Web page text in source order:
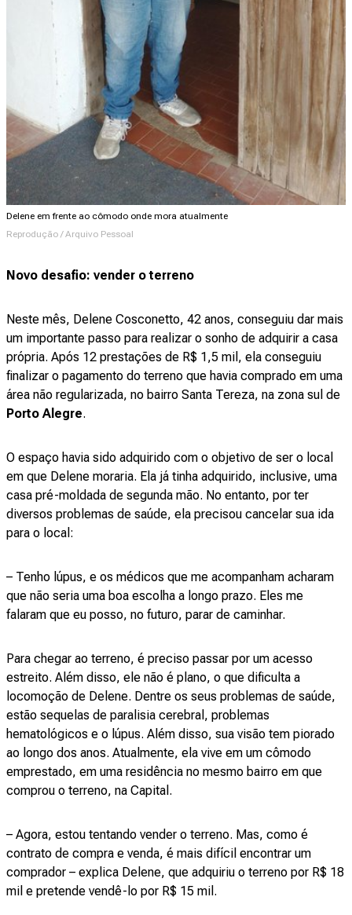
Delene em frente ao cômodo onde mora atualmente
Reprodução / Arquivo Pessoal
Novo desafio: vender o terreno
Neste mês, Delene Cosconetto, 42 anos, conseguiu dar mais
um importante passo para realizar o sonho de adquirir a casa
própria. Após 12 prestações de R$ 1,5 mil, ela conseguiu
finalizar o pagamento do terreno que havia comprado em uma
área não regularizada, no bairro Santa Tereza, na zona sul de
Porto Alegre.
O espaço havia sido adquirido com o objetivo de ser o local
em que Delene moraria. Ela já tinha adquirido, inclusive, uma
casa pré-moldada de segunda mão. No entanto, por ter
diversos problemas de saúde, ela precisou cancelar sua ida
para o local:
– Tenho lúpus, e os médicos que me acompanham acharam
que não seria uma boa escolha a longo prazo. Eles me
falaram que eu posso, no futuro, parar de caminhar.
Para chegar ao terreno, é preciso passar por um acesso
estreito. Além disso, ele não é plano, o que dificulta a
locomoção de Delene. Dentre os seus problemas de saúde,
estão sequelas de paralisia cerebral, problemas
hematológicos e o lúpus. Além disso, sua visão tem piorado
ao longo dos anos. Atualmente, ela vive em um cômodo
emprestado, em uma residência no mesmo bairro em que
comprou o terreno, na Capital.
– Agora, estou tentando vender o terreno. Mas, como é
contrato de compra e venda, é mais difícil encontrar um
comprador – explica Delene, que adquiriu o terreno por R$ 18
mil e pretende vendê-lo por R$ 15 mil.